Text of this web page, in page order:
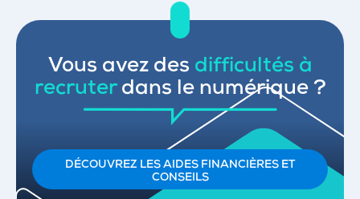
Vous avez des difficultés à
recruterdans le numérique ?
DÉCOUVREZ LES AIDES FINANCIÈRES ET
CONSEILS